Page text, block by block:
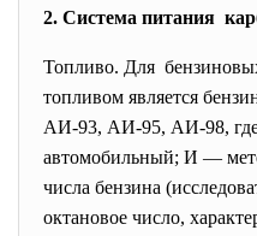
2. Система питания
Топливо. Для
топливом является
АИ-93, АИ-95, АИ-98, где
автомобильный; И —
числа бензина
октановое число,